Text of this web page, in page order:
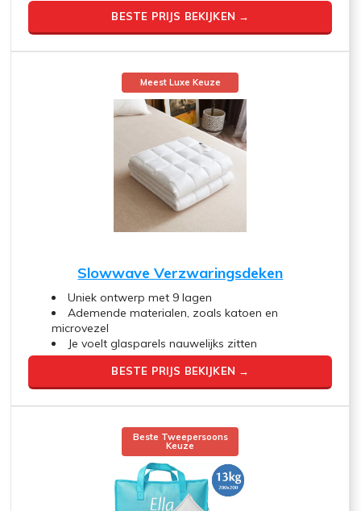
BESTE PRIJS BEKIJKEN →
Meest Luxe Keuze
Slowwave Verzwaringsdeken
Uniek ontwerp met 9 lagen
Ademende materialen, zoals katoen en
microvezel
Je voelt glasparels nauwelijks zitten
BESTE PRIJS BEKIJKEN →
Beste Tweepersoons
Keuze